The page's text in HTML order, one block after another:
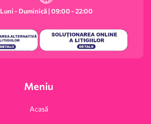
Luni - Duminică | 09:00 - 22:00
Meniu
Acasă